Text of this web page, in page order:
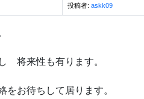
投稿者: askk09
将来性も有ります。
お待ちして居ります。